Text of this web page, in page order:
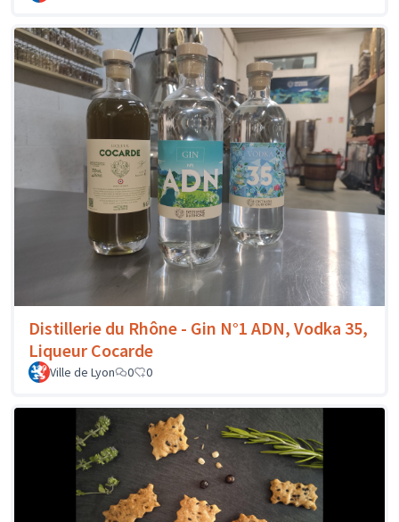
Distillerie du Rhône - Gin N°1 ADN, Vodka 35,
Liqueur Cocarde
Ville de Lyon 0 0